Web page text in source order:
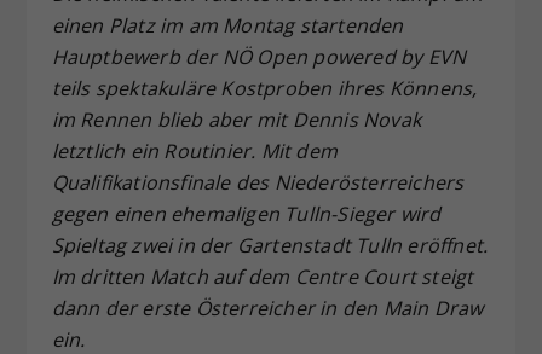
einen Platz im am Montag startenden
Hauptbewerb der NÖ Open powered by EVN
teils spektakuläre Kostproben ihres Könnens,
im Rennen blieb aber mit Dennis Novak
letztlich ein Routinier. Mit dem
Qualifikationsfinale des Niederösterreichers
gegen einen ehemaligen Tulln-Sieger wird
Spieltag zwei in der Gartenstadt Tulln eröffnet.
Im dritten Match auf dem Centre Court steigt
dann der erste Österreicher in den Main Draw
ein.
Zweck
Dieser Wert speichert Ihre Consent-
Einstellungen. Unter anderem eine
zufällig generierte ID, für die
historische Speicherung Ihrer
Webseiten-Betreiber dies eingestellt
hat.